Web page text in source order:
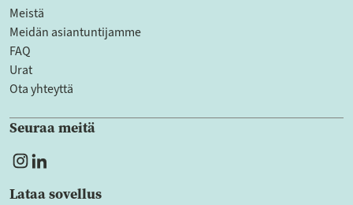
Meistä
Meidän asiantuntijamme
FAQ
Urat
Ota yhteyttä
Seuraa meitä
Lataa sovellus